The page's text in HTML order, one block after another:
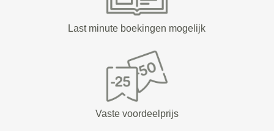
Last minute boekingen mogelijk
Vaste voordeelprijs